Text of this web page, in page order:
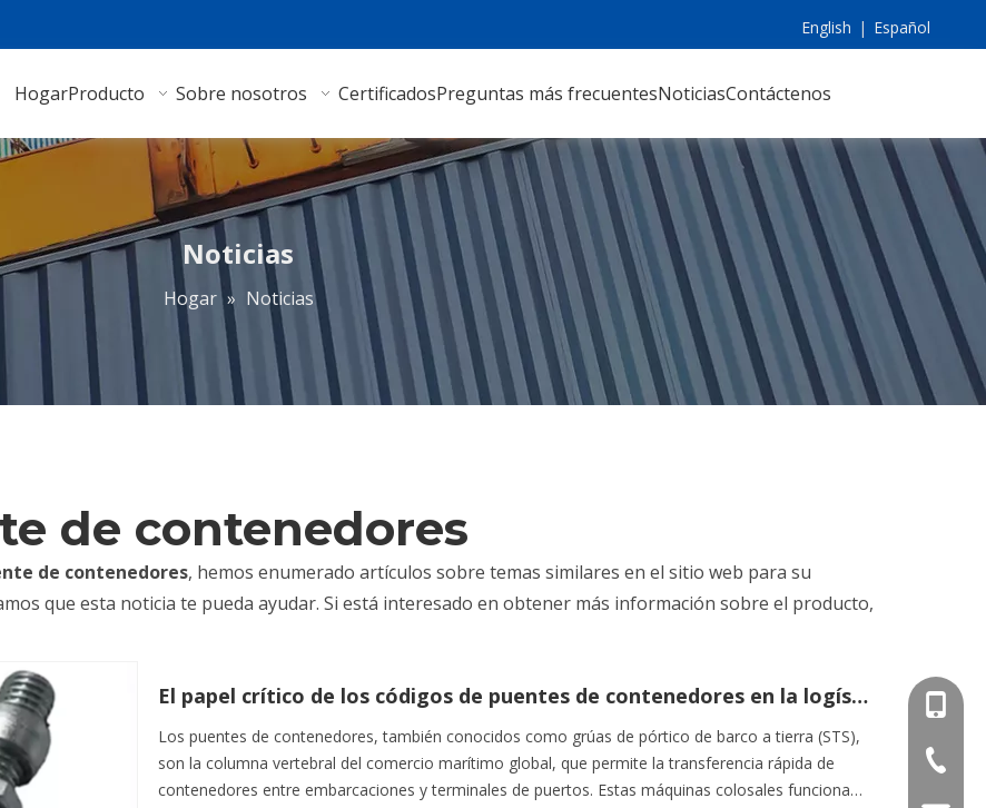
English | Español
HogarProducto Sobre nosotros CertificadosPreguntas más frecuentesNoticiasContáctenos
Noticias
Hogar » Noticias
de contenedores
de contenedores, hemos enumerado artículos sobre temas similares en el sitio web para su
que esta noticia te pueda ayudar. Si está interesado en obtener más información sobre el producto,
El papel crítico de los códigos de puentes de contenedores en la logística marítima moderna
Los puentes de contenedores, también conocidos como grúas de pórtico de barco a tierra (STS),
son la columna vertebral del comercio marítimo global, que permite la transferencia rápida de
contenedores entre embarcaciones y terminales de puertos. Estas máquinas colosales funcionan
+86-
+86-